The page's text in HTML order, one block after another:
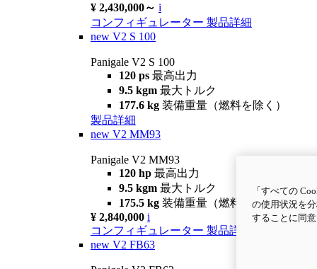
¥ 2,430,000～ i
コンフィギュレーター 製品詳細
new V2 S 100
Panigale V2 S 100
120 ps 最高出力
9.5 kgm 最大トルク
177.6 kg 装備重量（燃料を除く）
製品詳細
new V2 MM93
Panigale V2 MM93
120 hp 最高出力
9.5 kgm 最大トルク
175.5 kg 装備重量（燃料を除く）
¥ 2,840,000 i
コンフィギュレーター 製品詳細
new V2 FB63
「すべての
の使用状況を
することに同